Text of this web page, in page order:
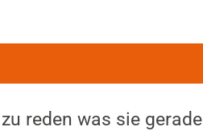
reden was sie gerade